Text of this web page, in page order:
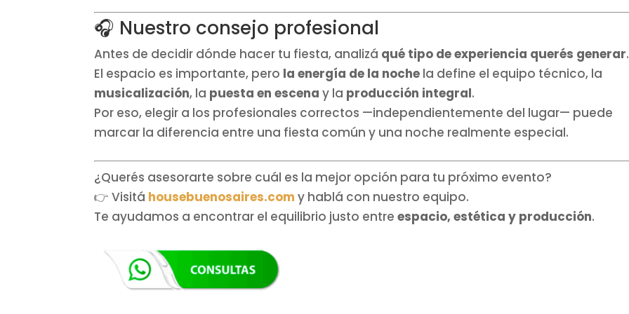
🎧 Nuestro consejo profesional
Antes de decidir dónde hacer tu fiesta, analizá qué tipo de experiencia querés generar.
El espacio es importante, pero la energía de la noche la define el equipo técnico, la
musicalización, la puesta en escena y la producción integral.
Por eso, elegir a los profesionales correctos —independientemente del lugar— puede
marcar la diferencia entre una fiesta común y una noche realmente especial.
¿Querés asesorarte sobre cuál es la mejor opción para tu próximo evento?
👉 Visitá housebuenosaires.com y hablá con nuestro equipo.
Te ayudamos a encontrar el equilibrio justo entreespacio, estética y producción.